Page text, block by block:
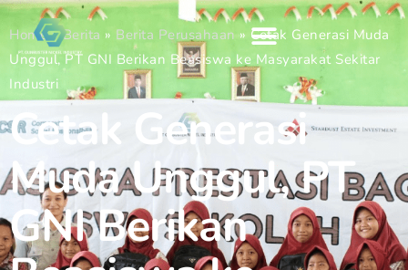
Home»Berita » Berita Perusahaan » Cetak Generasi Muda
Unggul, PT GNI Berikan Beasiswa ke Masyarakat Sekitar
Industri
Cetak Generasi
Muda Unggul, PT
GNI Berikan